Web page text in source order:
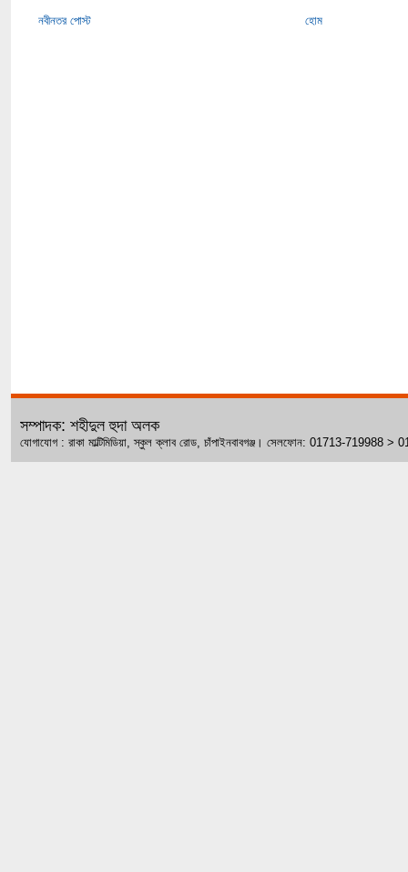
নবীনতর পোস্ট হোম
সম্পাদক: শহীদুল হুদা অলক
যোগাযোগ : রাকা মাল্টিমিডিয়া, স্কুল ক্লাব রোড, চাঁপাইনবাবগঞ্জ। সেলফোন: 01713-